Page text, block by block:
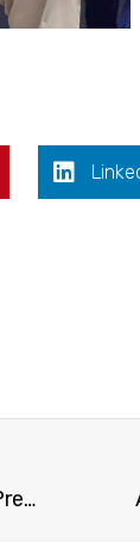
Legisladora Érika Hernández resalta el talento juvenil en la entrega del Premio Estatal de la Juventud 2024